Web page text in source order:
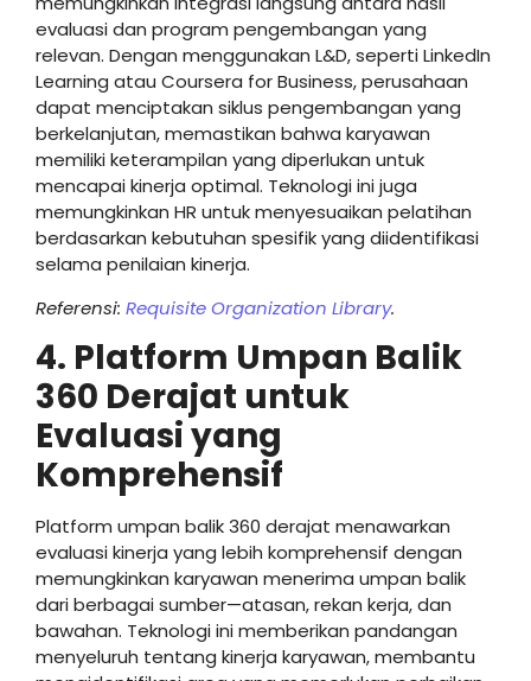
evaluasi dan program pengembangan yang
relevan. Dengan menggunakan L&D, seperti LinkedIn
Learning atau Coursera for Business, perusahaan
dapat menciptakan siklus pengembangan yang
berkelanjutan, memastikan bahwa karyawan
memiliki keterampilan yang diperlukan untuk
mencapai kinerja optimal. Teknologi ini juga
memungkinkan HR untuk menyesuaikan pelatihan
berdasarkan kebutuhan spesifik yang diidentifikasi
selama penilaian kinerja.
Referensi: Requisite Organization Library.
4. Platform Umpan Balik
360 Derajat untuk
Evaluasi yang
Komprehensif
Platform umpan balik 360 derajat menawarkan
evaluasi kinerja yang lebih komprehensif dengan
memungkinkan karyawan menerima umpan balik
dari berbagai sumber—atasan, rekan kerja, dan
bawahan. Teknologi ini memberikan pandangan
menyeluruh tentang kinerja karyawan, membantu